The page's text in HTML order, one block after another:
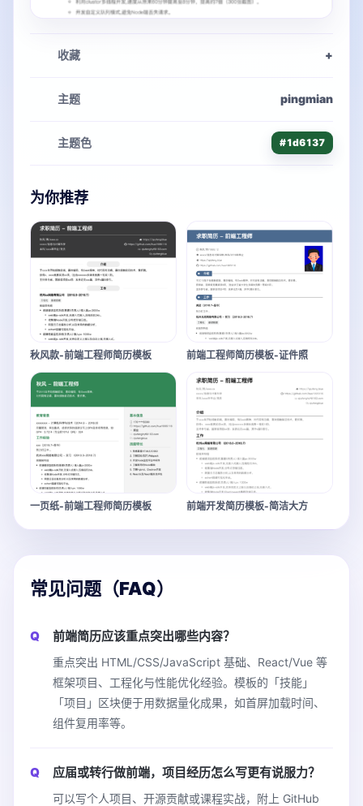
收藏 +
主题 pingmian
主题色 #1d6137
为你推荐
秋风款-前端工程师简历模板 前端工程师简历模板-证件照
一页纸-前端工程师简历模板 前端开发简历模板-简洁大方
常见问题（FAQ）
前端简历应该重点突出哪些内容？
重点突出 HTML/CSS/JavaScript 基础、React/Vue 等
框架项目、工程化与性能优化经验。模板的「技能」
「项目」区块便于用数据量化成果，如首屏加载时间、
组件复用率等。
应届或转行做前端，项目经历怎么写更有说服力？
可以写个人项目、开源贡献或课程实战，附上 GitHub